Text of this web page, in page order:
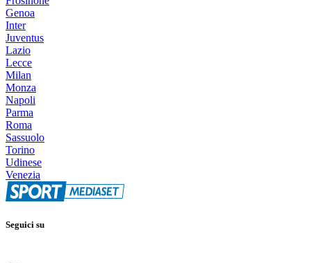
Genoa
Inter
Juventus
Lazio
Lecce
Milan
Monza
Napoli
Parma
Roma
Sassuolo
Torino
Udinese
Venezia
Seguici su